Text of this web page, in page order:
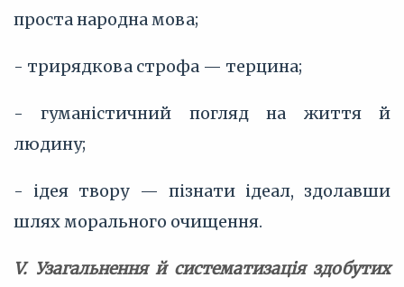
проста народна мова;
- трирядкова строфа — терцина;
- гуманістичний погляд на життя й
людину;
- ідея твору — пізнати ідеал, здолавши
шлях морального очищення.
V. Узагальнення й систематизація здобутих